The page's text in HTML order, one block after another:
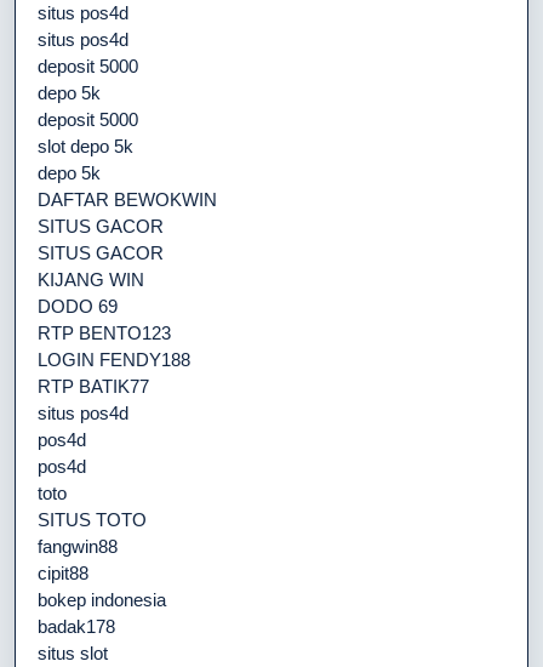
situs pos4d
situs pos4d
deposit 5000
depo 5k
deposit 5000
slot depo 5k
depo 5k
DAFTAR BEWOKWIN
SITUS GACOR
SITUS GACOR
KIJANG WIN
DODO 69
RTP BENTO123
LOGIN FENDY188
RTP BATIK77
situs pos4d
pos4d
pos4d
toto
SITUS TOTO
fangwin88
cipit88
bokep indonesia
badak178
situs slot